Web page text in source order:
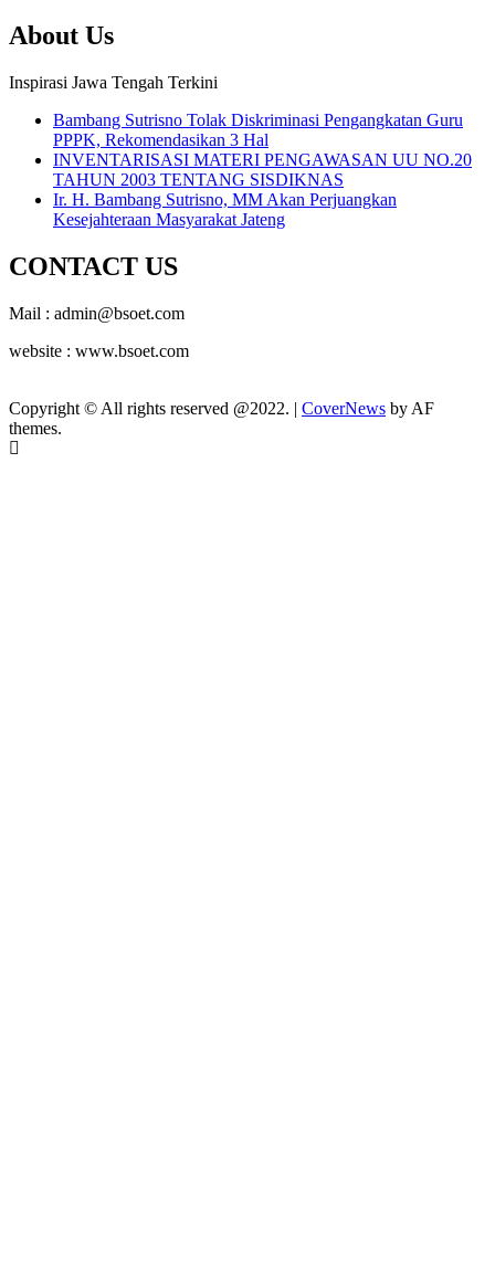
About Us
Inspirasi Jawa Tengah Terkini
Bambang Sutrisno Tolak Diskriminasi Pengangkatan Guru
PPPK, Rekomendasikan 3 Hal
INVENTARISASI MATERI PENGAWASAN UU NO.20
TAHUN 2003 TENTANG SISDIKNAS
Ir. H. Bambang Sutrisno, MM Akan Perjuangkan
Kesejahteraan Masyarakat Jateng
CONTACT US
Mail : admin@bsoet.com
website : www.bsoet.com
Copyright © All rights reserved @2022. | CoverNews by AF
themes.